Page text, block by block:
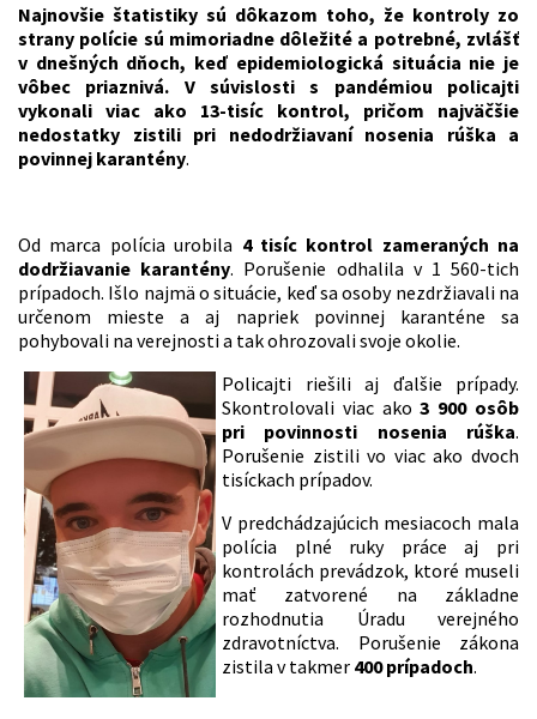
Najnovšie štatistiky sú dôkazom toho, že kontroly zo
strany polície sú mimoriadne dôležité a potrebné, zvlášť
v dnešných dňoch, keď epidemiologická situácia nie je
vôbec priaznivá. V súvislosti s pandémiou policajti
vykonali viac ako 13-tisíc kontrol, pričom najväčšie
nedostatky zistili pri nedodržiavaní nosenia rúška a
povinnej karantény.
Od marca polícia urobila 4 tisíc kontrol zameraných na
dodržiavanie karantény. Porušenie odhalila v 1 560-tich
prípadoch. Išlo najmä o situácie, keď sa osoby nezdržiavali na
určenom mieste a aj napriek povinnej karanténe sa
pohybovali na verejnosti a tak ohrozovali svoje okolie.
Policajti riešili aj ďalšie prípady.
Skontrolovali viac ako3 900 osôb
pri povinnosti nosenia rúška.
Porušenie zistili vo viac ako dvoch
tisíckach prípadov.
V predchádzajúcich mesiacoch mala
polícia plné ruky práce aj pri
kontrolách prevádzok, ktoré museli
mať zatvorené na základne
rozhodnutia Úradu verejného
zdravotníctva. Porušenie zákona
zistila v takmer 400 prípadoch.